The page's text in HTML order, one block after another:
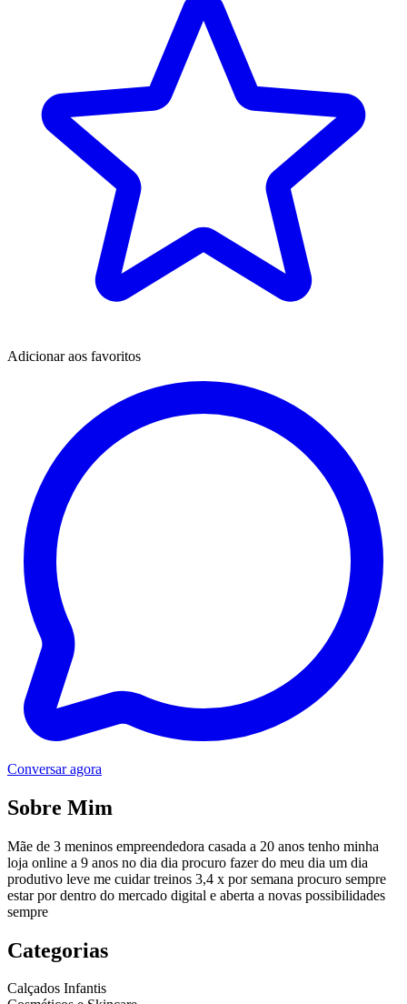
Adicionar aos favoritos
Conversar agora
Sobre Mim
Mãe de 3 meninos empreendedora casada a 20 anos tenho minha
loja online a 9 anos no dia dia procuro fazer do meu dia um dia
produtivo leve me cuidar treinos 3,4 x por semana procuro sempre
estar por dentro do mercado digital e aberta a novas possibilidades
sempre
Categorias
Calçados Infantis